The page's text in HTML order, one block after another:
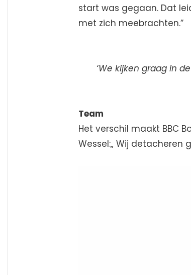
start was gegaan. Dat
met zich meebrachten.”
‘We kijken graag in
Team
Het verschil maakt BBC
Wessel:„ Wij detacheren